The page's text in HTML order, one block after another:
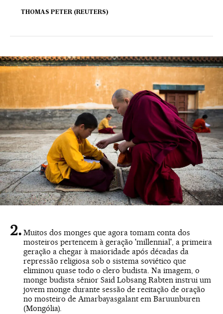
THOMAS PETER (REUTERS)
Muitos dos monges que agora tomam conta dos
mosteiros pertencem à geração 'millennial', a primeira
geração a chegar à maioridade após décadas da
repressão religiosa sob o sistema soviético que
eliminou quase todo o clero budista. Na imagem, o
monge budista sênior Said Lobsang Rabten instrui um
jovem monge durante sessão de recitação de oração
no mosteiro de Amarbayasgalant em Baruunburen
(Mongólia).